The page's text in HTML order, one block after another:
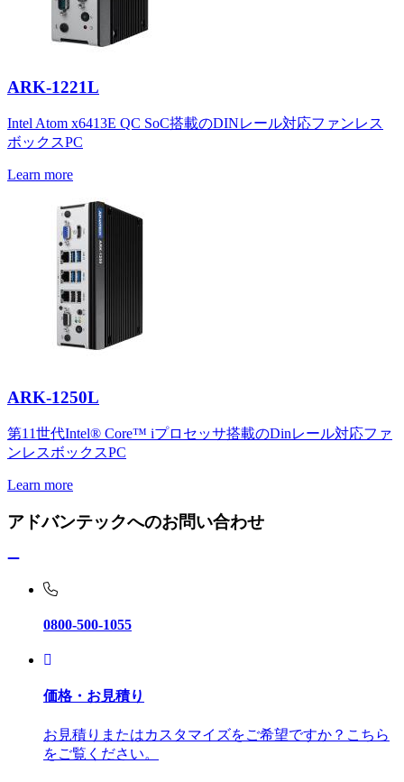
ARK-1221L
Intel Atom x6413E QC SoC搭載のDINレール対応ファンレス
ボックスPC
Learn more
ARK-1250L
第11世代Intel® Core™ iプロセッサ搭載のDinレール対応ファ
ンレスボックスPC
Learn more
アドバンテックへのお問い合わせ
0800-500-1055
価格・お見積り
お見積りまたはカスタマイズをご希望ですか？こちら
をご覧ください。